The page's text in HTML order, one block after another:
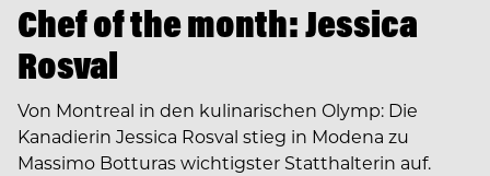
Chef of the month: Jessica
Rosval
Von Montreal in den kulinarischen Olymp: Die
Kanadierin Jessica Rosval stieg in Modena zu
Massimo Botturas wichtigster Statthalterin auf.